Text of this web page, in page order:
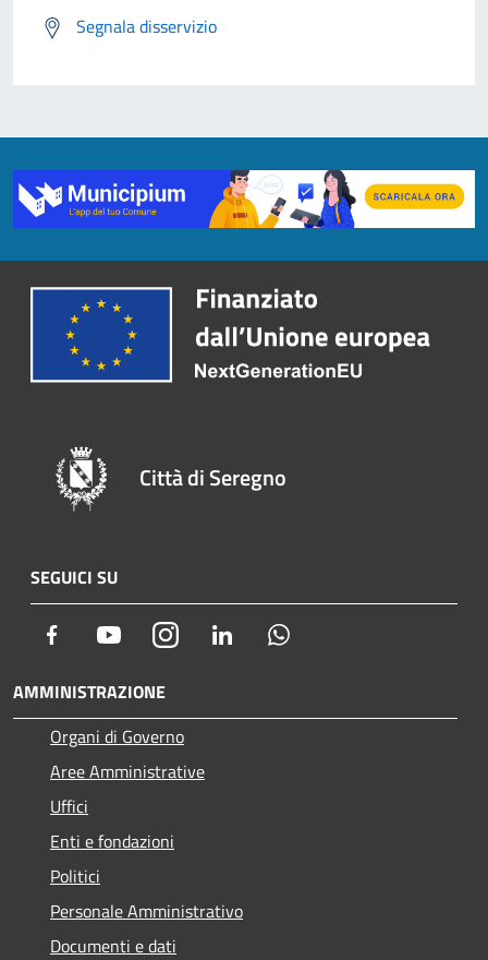
Segnala disservizio
Città di Seregno
SEGUICI SU
Facebook YoutubeInstagram LinkedIn
AMMINISTRAZIONE
Organi di Governo
Aree Amministrative
Uffici
Enti e fondazioni
Politici
Personale Amministrativo
Documenti e dati